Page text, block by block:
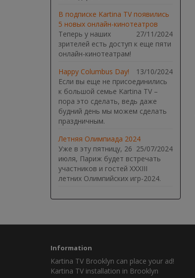
В подписке Kartina TV появились
5 новых онлайн-кинотеатров
27/11/2024
Теперь у наших
зрителей есть доступ к еще пяти
онлайн-кинотеатрам!
Happy Columbus Day!
13/10/2024
Если вы еще не присоединились
к большой семье Kartina TV –
пора это сделать, ведь даже
будний день мы можем сделать
праздничным.
Летняя Олимпиада 2024
25/07/2024
Уже в эту пятницу, 26
июля, Париж будет встречать
участников и гостей XXXIII
летних Олимпийских игр-2024.
Information
Kartina TV Brooklyn can place your ad!
Kartina TV installation in Brooklyn